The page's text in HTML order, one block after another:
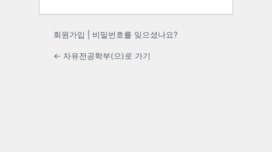
회원가입 비밀번호를 잊으셨나요?
← 자유전공학부(으)로 가기